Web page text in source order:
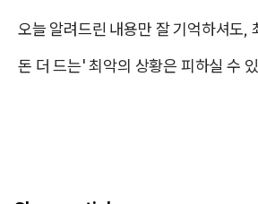
오늘 알려드린 내용만 잘 기억하셔도,
돈 더 드는' 최악의 상황은 피하실 수